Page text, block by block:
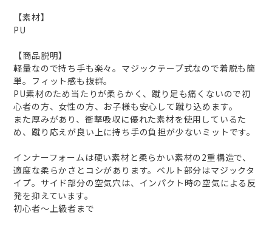
【素材】
PU
【商品説明】
軽量なので持ち手も楽々。マジックテープ式なので着脱も簡
単。フィット感も抜群。
PU素材のため当たりが柔らかく、蹴り足も痛くないので初
心者の方、女性の方、お子様も安心して蹴り込めます。
また厚みがあり、衝撃吸収に優れた素材を使用しているた
め、蹴り応えが良い上に持ち手の負担が少ないミットです。
インナーフォームは硬い素材と柔らかい素材の2重構造で、
適度な柔らかさとコシがあります。ベルト部分はマジックタ
イプ。サイド部分の空気穴は、インパクト時の空気による反
発を抑えています。
初心者～上級者まで